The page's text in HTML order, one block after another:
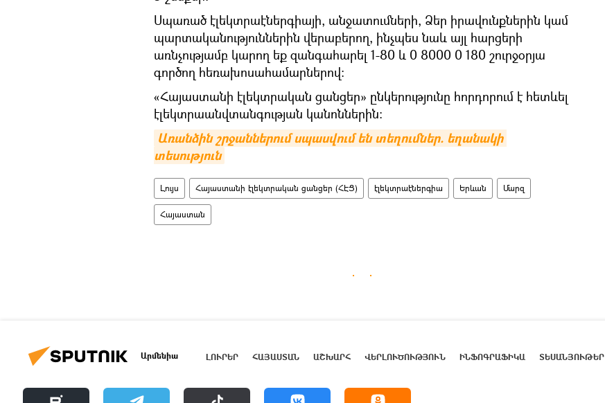
Սպառած էլեկտրաէներգիայի, անջատումների, Ձեր իրավունքներին կամ
պարտականություններին վերաբերող, ինչպես նաև այլ հարցերի
առնչությամբ կարող եք զանգահարել 1-80 և 0 8000 0 180 շուրջօրյա
գործող հեռախոսահամարներով:
«Հայաստանի էլեկտրական ցանցեր» ընկերությունը հորդորում է հետևել
էլեկտրաանվտանգության կանոններին:
Առանձին շրջաններում սպասվում են տեղումներ. եղանակի
տեսություն
Լույս Հայաստանի էլեկտրական ցանցեր (ՀԷՑ) էլեկտրաէներգիա Երևան Մարզ
Հայաստան
Արմենիա ԼՈՒՐԵՐ ՀԱՅԱՍՏԱՆ ԱՇԽԱՐՀ ՎԵՐԼՈՒԾՈՒԹՅՈՒՆ ԻՆՖՈԳՐԱՖԻԿԱ ՏԵՍԱՆՅՈՒԹԵՐ